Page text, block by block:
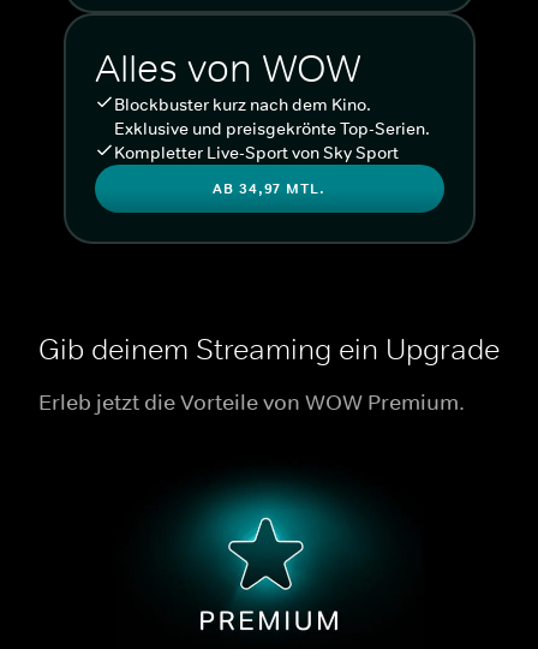
Alles von WOW
Blockbuster kurz nach dem Kino.
Exklusive und preisgekrönte Top-Serien.
Kompletter Live-Sport von Sky Sport
AB 34,97 MTL.
Gib deinem Streaming ein Upgrade
Erleb jetzt die Vorteile von WOW Premium.